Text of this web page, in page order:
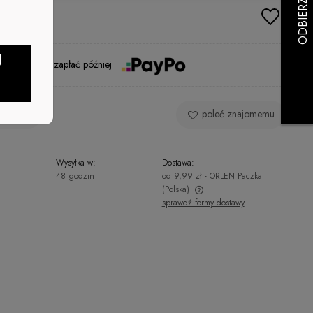
Kup i zapłać później
poleć znajomemu
Wysyłka w:
48 godzin
Dostawa:
od 9,99 zł - ORLEN Paczka
(Polska)
sprawdź formy dostawy